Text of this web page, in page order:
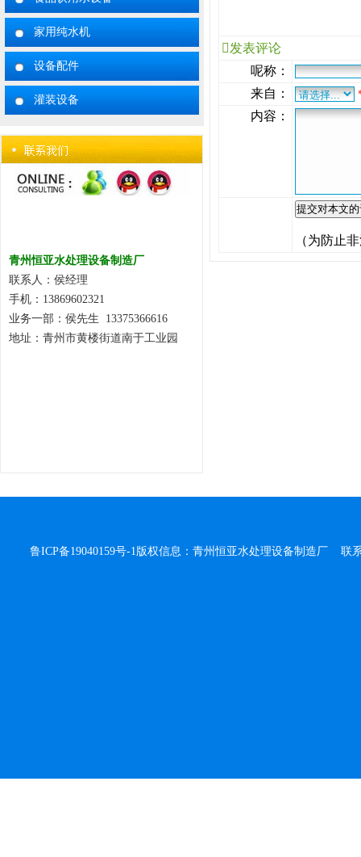
家用纯水机
设备配件
灌装设备
青州恒亚水处理设备制造厂
联系人：侯经理
手机：13869602321
业务一部：侯先生 13375366616
地址：青州市黄楼街道南于工业园
发表评论
呢称：
来自：
内容：
（为防止
鲁ICP备19040159号-1版权信息：青州恒亚水处理设备制造厂 联